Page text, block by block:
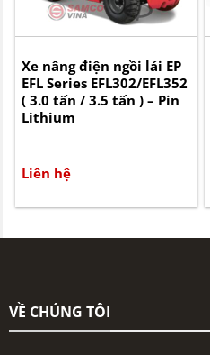
Xe nâng điện ngồi lái EP
EFL Series EFL302/EFL352
( 3.0 tấn / 3.5 tấn ) – Pin
Lithium
Liên hệ
VỀ CHÚNG TÔI